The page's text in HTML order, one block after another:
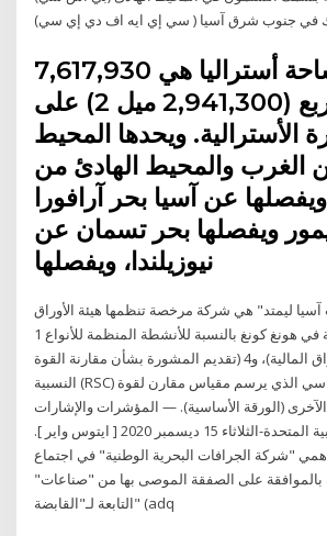
في جنوب شرق آسيا ( سي إي ايه اف دي إي سي)
تعدّ مساحة أستراليا هي 7,617,930
كيلومتر مربع (2,941,300 ميل 2) على
الأسترالية. ويحدها المحيط
الغرب والمحيط الهادئ من
عن آسيا بحر آرافورا
ويفصلها بحر تسمان عن
نيوزيلندا، ويفصلها
ليمتد" هي شركة مرخصة تنظمها هيئة الأوراق
المالية والعقود الآجلة في هونغ كونغ بالنسبة للأنشطة المنظمة للأنواع 1
(التعامل مع الأوراق المالية)، و4 (تقديم المشورة بشأن مقارنة القوة
النسبية (RSC) هو المؤشر الأساسي الذي يرسم مقياس مقارن لقوة
الآخرى (الورقة الأساسية). — المؤشرات والإشارات
أبوظبي، الإمارات العربية المتحدة-الثلاثاء 15 ديسمبر 2020 [ ايتوس واير ].
"شركة الجرافات البحرية الوطنية" في اجتماع
بالموافقة على الصفقة الموصى بها من "صناعات"
التابعة لـ"القابضة" (adq